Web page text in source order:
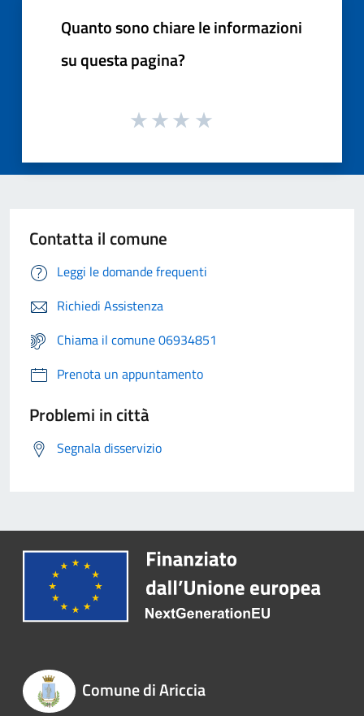
Quanto sono chiare le informazioni
su questa pagina?
Contatta il comune
Leggi le domande frequenti
Richiedi Assistenza
Chiama il comune 06934851
Prenota un appuntamento
Problemi in città
Segnala disservizio
Comune di Ariccia